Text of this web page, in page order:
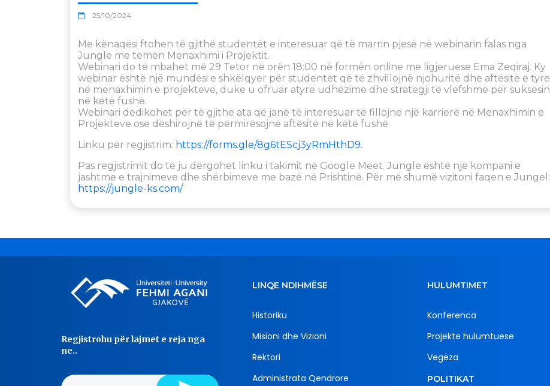
25/10/2024
Me kënaqësi ftohen të gjithë studentët e interesuar që të marrin pjesë në webinarin falas nga
Jungle me temën Menaxhimi i Projektit.
Webinari do të mbahet më 29 Tetor në orën 18:00 në formën online me ligjeruese Ema Zeqiraj. Ky
webinar është një mundësi e shkëlqyer për studentët që të zhvillojnë njohuritë dhe aftësitë e tyre
në menaxhimin e projekteve, duke u ofruar atyre udhëzime dhe strategji të vlefshme për suksesin
në këtë fushë.
Webinari dedikohet për të gjithë ata që janë të interesuar të fillojnë një karrierë në Menaxhimin e
Projekteve ose dëshirojnë të përmirësojnë aftësitë në këtë fushë.
Linku për regjistrim: https://forms.gle/8g6tEScj3yRmHthD9.
Pas regjistrimit do të ju dërgohet linku i takimit në Google Meet. Jungle është një kompani e
jashtme e trajnimeve dhe shërbimeve me bazë në Prishtinë. Për më shumë vizitoni faqen e Jungel:
https://jungle-ks.com/
Regjistrohu për lajmet e reja nga
ne..
LINQE NDIHMËSE
Historiku
Misioni dhe Vizioni
Rektori
Administrata Qendrore
HULUMTIMET
Konferenca
Projekte hulumtuese
Vegëza
POLITIKAT